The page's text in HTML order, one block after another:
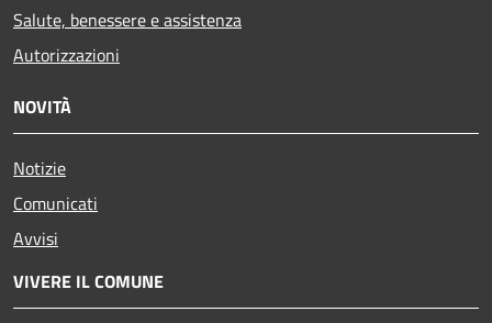
Salute, benessere e assistenza
Autorizzazioni
NOVITÀ
Notizie
Comunicati
Avvisi
VIVERE IL COMUNE